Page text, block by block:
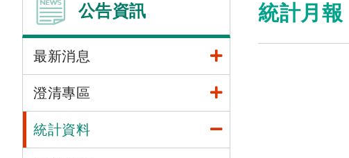
公告資訊
最新消息
澄清專區
統計資料
統計月報